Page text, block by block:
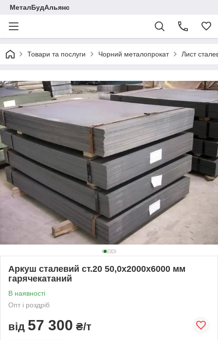
МеталБудАльянс
Товари та послуги Чорний металопрокат Лист
Аркуш сталевий ст.20 50,0х2000х6000 мм
гарячекатаний
В наявності
Опт і роздріб
від 57 300 ₴/т